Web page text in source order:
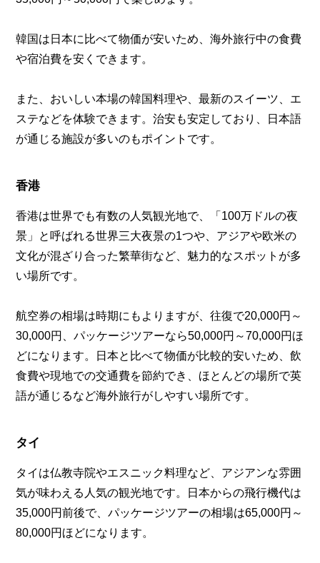
韓国は日本に比べて物価が安いため、海外旅行中の食費
や宿泊費を安くできます。
また、おいしい本場の韓国料理や、最新のスイーツ、エ
ステなどを体験できます。治安も安定しており、日本語
が通じる施設が多いのもポイントです。
香港
香港は世界でも有数の人気観光地で、「100万ドルの夜
景」と呼ばれる世界三大夜景の1つや、アジアや欧米の
文化が混ざり合った繁華街など、魅力的なスポットが多
い場所です。
航空券の相場は時期にもよりますが、往復で20,000円～
30,000円、パッケージツアーなら50,000円～70,000円ほ
どになります。日本と比べて物価が比較的安いため、飲
食費や現地での交通費を節約でき、ほとんどの場所で英
語が通じるなど海外旅行がしやすい場所です。
タイ
タイは仏教寺院やエスニック料理など、アジアンな雰囲
気が味わえる人気の観光地です。日本からの飛行機代は
35,000円前後で、パッケージツアーの相場は65,000円～
80,000円ほどになります。